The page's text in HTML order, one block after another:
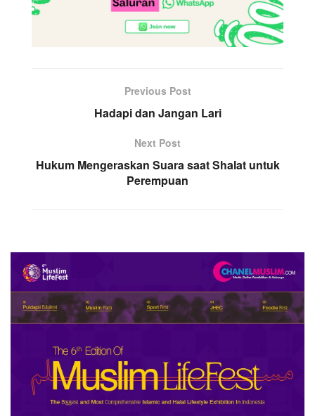
Previous Post
Hadapi dan Jangan Lari
Next Post
Hukum Mengeraskan Suara saat Shalat untuk
Perempuan